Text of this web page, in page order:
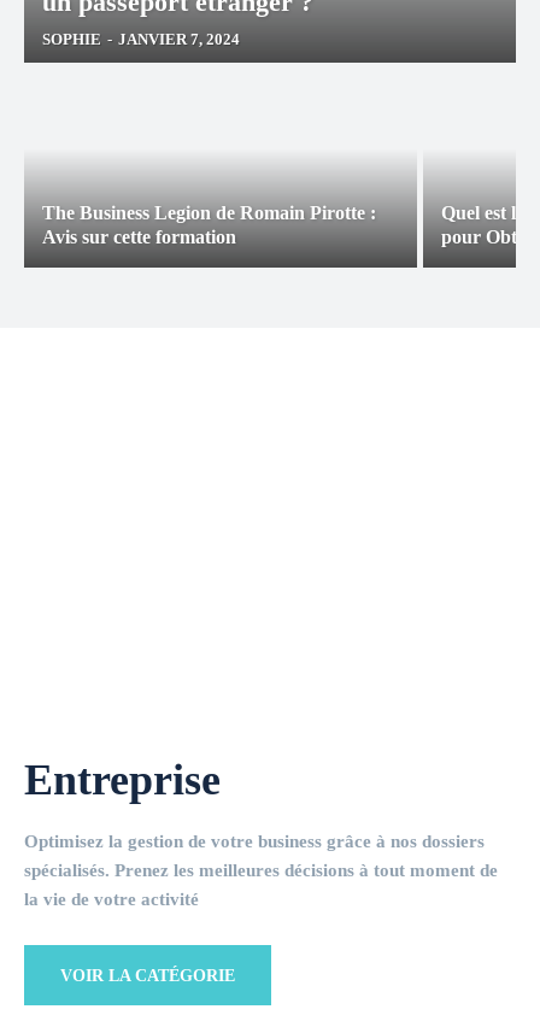
SOPHIE - JANVIER 7, 2024
The Business Legion de Romain Pirotte :
Avis sur cette formation
Quel est le
pour
Entreprise
Optimisez la gestion de votre business grâce à nos dossiers
spécialisés. Prenez les meilleures décisions à tout moment de
la vie de votre activité
VOIR LA CATÉGORIE